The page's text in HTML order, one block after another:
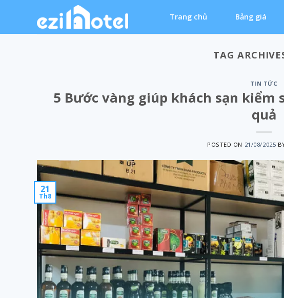
content
Trang chủ Bảng giá
TAG
TIN TỨC
5 Bước vàng giúp khách sạn
quả
POSTED ON 21/08/2025
21
Th8